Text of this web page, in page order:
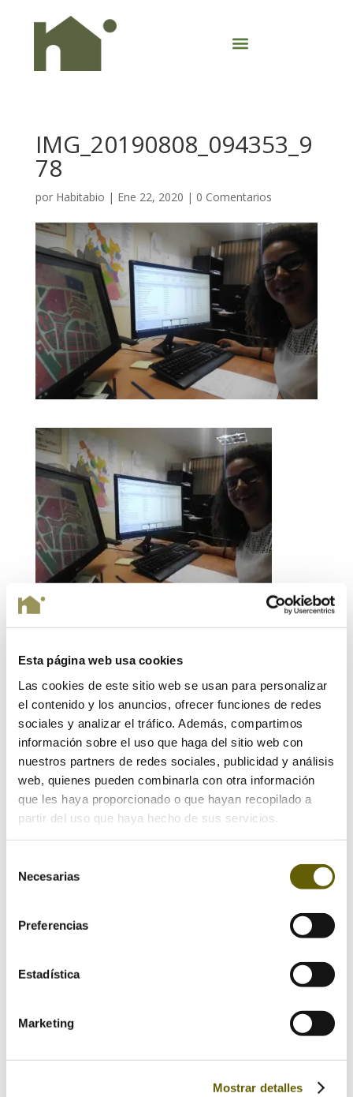
Esta página web usa cookies
Las cookies de este sitio web se usan para personalizar
el contenido y los anuncios, ofrecer funciones de redes
sociales y analizar el tráfico. Además, compartimos
información sobre el uso que haga del sitio web con
nuestros partners de redes sociales, publicidad y análisis
web, quienes pueden combinarla con otra información
que les haya proporcionado o que hayan recopilado a
partir del uso que haya hecho de sus servicios.
Necesarias
Preferencias
Estadística
Marketing
Mostrar detalles
IMG_20190808_094353_9
78
por Habitabio | Ene 22, 2020 | 0 Comentarios
Enviar comentario
Tu dirección de correo electrónico no será publicada.
Los campos obligatorios están marcados con*